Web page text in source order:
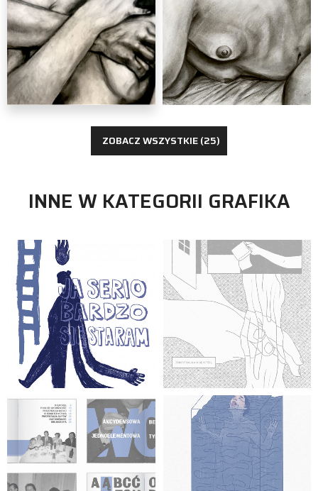
grafika
Nastazja Staniszewska
ZOBACZ WSZYSTKIE (25)
INNE W KATEGORII GRAFIKA
grafika
Gosia Makocka